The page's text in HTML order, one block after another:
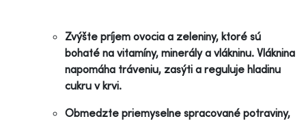
Zvýšte príjem ovocia a zeleniny, ktoré sú
bohaté na vitamíny, minerály a vlákninu. Vláknina
napomáha tráveniu, zasýti a reguluje hladinu
cukru v krvi.
Obmedzte priemyselne spracované potraviny,